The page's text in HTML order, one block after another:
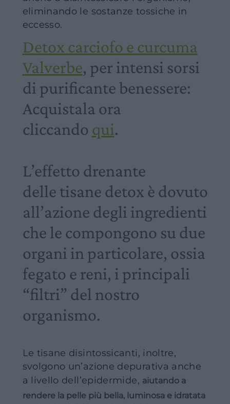
eliminando le sostanze tossiche in
eccesso.
Detox carciofo e curcuma
Valverbe, per intensi sorsi
di purificante benessere:
Acquistala ora
cliccando qui.
L’effetto drenante
delle tisane detox è dovuto
all’azione degli ingredienti
che le compongono su due
organi in particolare, ossia
fegato e reni, i principali
“filtri” del nostro
organismo.
Le tisane disintossicanti, inoltre,
svolgono un’azione depurativa anche
a livello dell’epidermide, aiutando a
rendere la pelle più bella, luminosa e idratata